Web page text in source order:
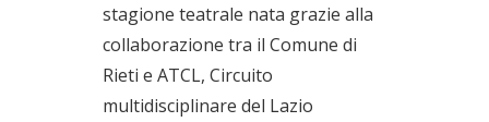
stagione teatrale nata grazie alla
collaborazione tra il Comune di
Rieti e ATCL, Circuito
multidisciplinare del Lazio